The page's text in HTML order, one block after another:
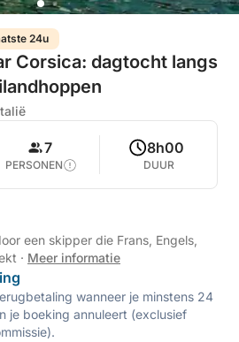
24u
Corsica: dagtocht langs
7
PERSONEN
8h00
DUUR
een skipper die Frans, Engels,
· Meer informatie
wanneer je minstens 24
je boeking annuleert (exclusief